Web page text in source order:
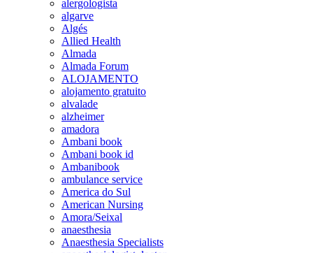
alergologista
algarve
Algés
Allied Health
Almada
Almada Forum
ALOJAMENTO
alojamento gratuito
alvalade
alzheimer
amadora
Ambani book
Ambani book id
Ambanibook
ambulance service
America do Sul
American Nursing
Amora/Seixal
anaesthesia
Anaesthesia Specialists